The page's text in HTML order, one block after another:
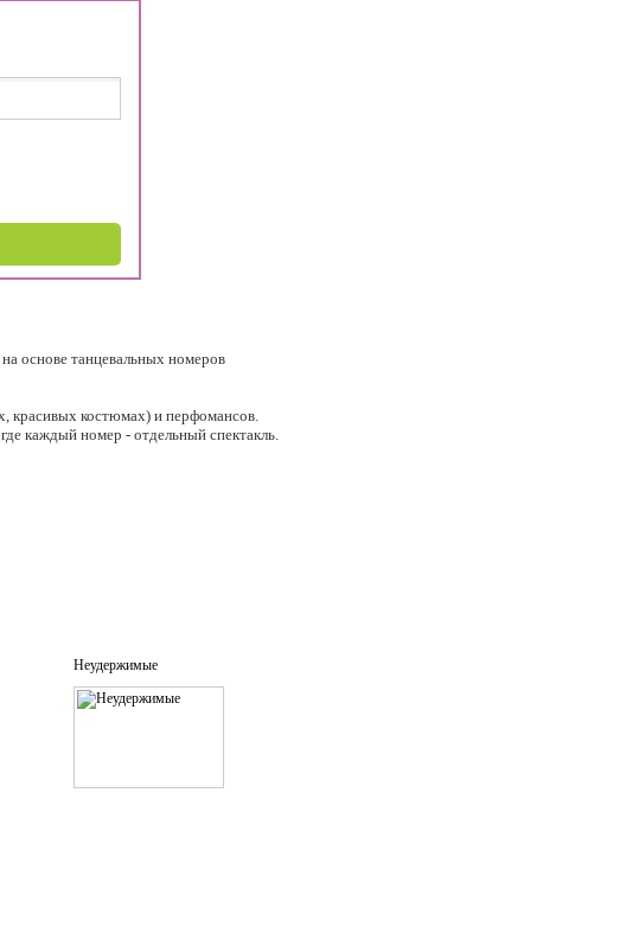
основе танцевальных номеров
красивых костюмах) и перфомансов.
каждый номер - отдельный спектакль.
Неудержимые